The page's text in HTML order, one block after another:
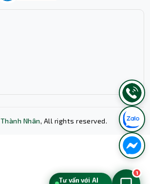
Thành Nhân, All rights reserved.
Tư vấn với AI
1